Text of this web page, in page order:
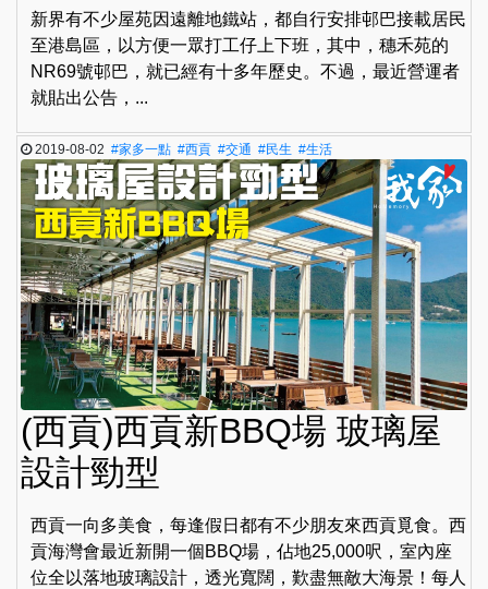
新界有不少屋苑因遠離地鐵站，都自行安排邨巴接載居民
至港島區，以方便一眾打工仔上下班，其中，穗禾苑的
NR69號邨巴，就已經有十多年歷史。不過，最近營運者
就貼出公告，...
2019-08-02#家多一點 #西貢 #交通 #民生 #生活
(西貢)西貢新BBQ場 玻璃屋
設計勁型
西貢一向多美食，每逢假日都有不少朋友來西貢覓食。西
貢海灣會最近新開一個BBQ場，佔地25,000呎，室內座
位全以落地玻璃設計，透光寬闊，歎盡無敵大海景！每人